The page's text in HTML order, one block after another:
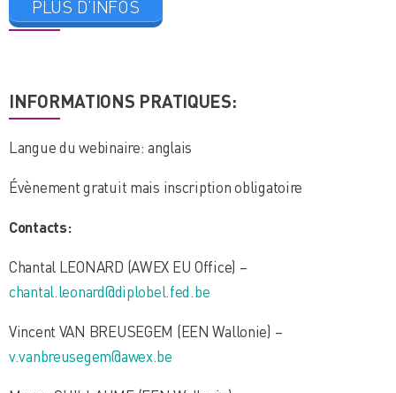
PLUS D’INFOS
INFORMATIONS PRATIQUES:
Langue du webinaire: anglais
Évènement gratuit mais inscription obligatoire
Contacts:
Chantal LEONARD (AWEX EU Office) –
chantal.leonard@diplobel.fed.be
Vincent VAN BREUSEGEM (EEN Wallonie) –
v.vanbreusegem@awex.be